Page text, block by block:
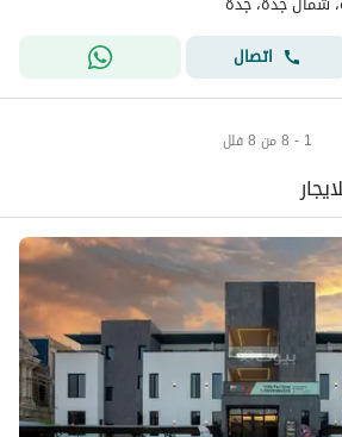
اتصال
1 - 8 من 8 فلل